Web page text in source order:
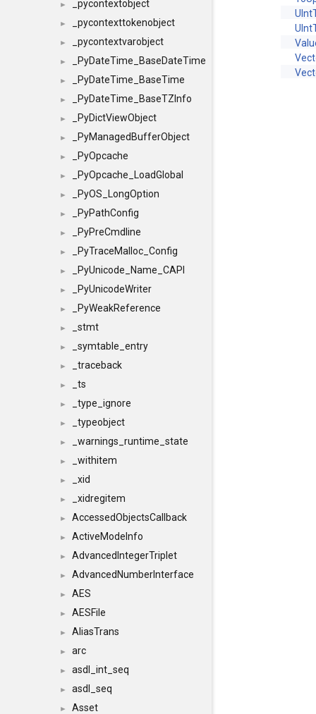
► _pycontextobject
► _pycontexttokenobject
► _pycontextvarobject
► _PyDateTime_BaseDateTime
► _PyDateTime_BaseTime
► _PyDateTime_BaseTZInfo
► _PyDictViewObject
► _PyManagedBufferObject
► _PyOpcache
► _PyOpcache_LoadGlobal
► _PyOS_LongOption
► _PyPathConfig
► _PyPreCmdline
► _PyTraceMalloc_Config
► _PyUnicode_Name_CAPI
► _PyUnicodeWriter
► _PyWeakReference
► _stmt
► _symtable_entry
► _traceback
► _ts
► _type_ignore
► _typeobject
► _warnings_runtime_state
► _withitem
► _xid
► _xidregitem
► AccessedObjectsCallback
► ActiveModeInfo
► AdvancedIntegerTriplet
► AdvancedNumberInterface
► AES
► AESFile
► AliasTrans
► arc
► asdl_int_seq
► asdl_seq
► Asset